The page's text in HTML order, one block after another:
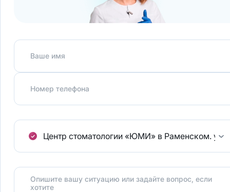
Ваше имя
Номер телефона
Центр стоматологии «ЮМИ» в Раменском. ул.
Опишите вашу ситуацию или задайте вопрос, если
хотите